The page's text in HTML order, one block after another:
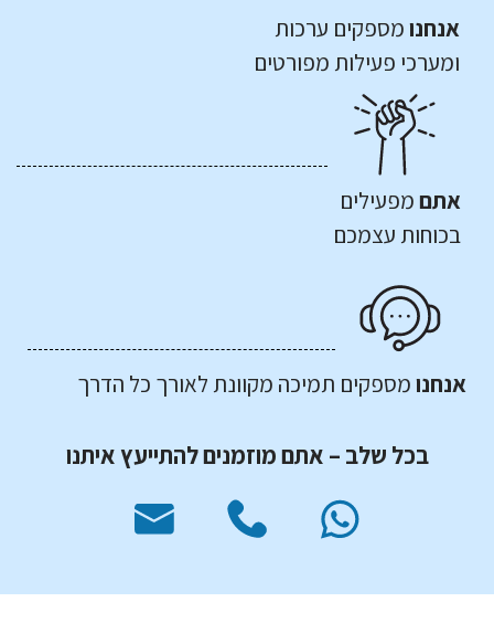
אנחנומספקים ערכות
ומערכי פעילות מפורטים
אתםמפעילים
בכוחות עצמכם
אנחנומספקים תמיכה מקוונת לאורך כל הדרך
בכל שלב – אתם מוזמנים להתייעץ איתנו